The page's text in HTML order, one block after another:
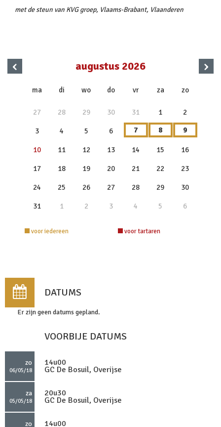
met de steun van KVG groep, Vlaams-Brabant, Vlaanderen
‹ augustus 2026
ma di wo do vr za zo
27 28 29 30 31 1 2
3 4 5 6 7 8 9
10 11 12 13 14 15 16
17 18 19 20 21 22 23
24 25 26 27 28 29 30
31 1 2 3 4 5 6
›
voor iedereen voor tartaren
DATUMS
Er zijn geen datums gepland.
VOORBIJE DATUMS
zo
06/05/18
14u00
GC De Bosuil, Overijse
za
05/05/18
20u30
GC De Bosuil, Overijse
zo 14u00